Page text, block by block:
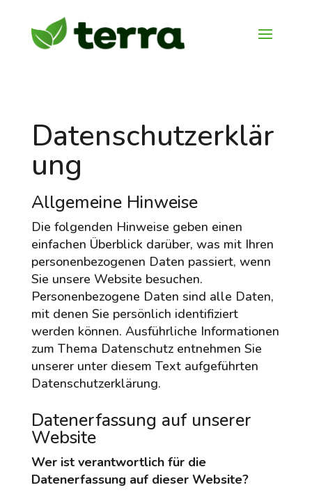
Datenschutzerklär
ung
Allgemeine Hinweise
Die folgenden Hinweise geben einen
einfachen Überblick darüber, was mit Ihren
personenbezogenen Daten passiert, wenn
Sie unsere Website besuchen.
Personenbezogene Daten sind alle Daten,
mit denen Sie persönlich identifiziert
werden können. Ausführliche Informationen
zum Thema Datenschutz entnehmen Sie
unserer unter diesem Text aufgeführten
Datenschutzerklärung.
Datenerfassung auf unserer
Website
Wer ist verantwortlich für die
Datenerfassung auf dieser Website?